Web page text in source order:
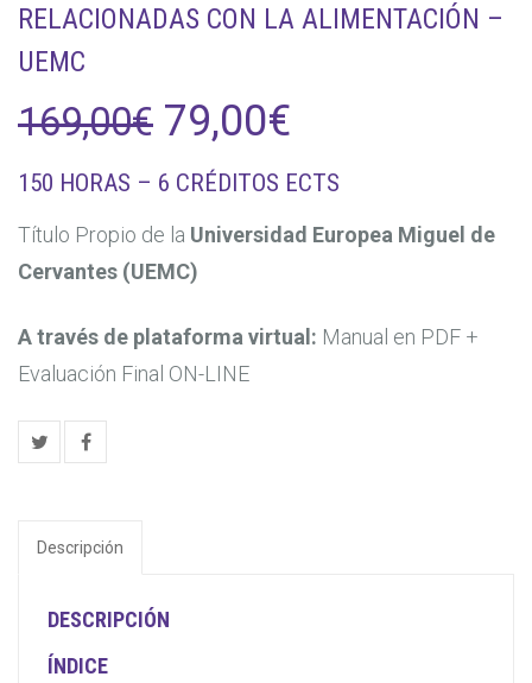
RELACIONADAS CON LA ALIMENTACIÓN –
UEMC
169,00€ El
precio
original
era:
169,00€.
79,00€
precio
actual
79,00€.
150 HORAS – 6 CRÉDITOS ECTS
Título Propio de la Universidad Europea Miguel de
Cervantes (UEMC)
A través de plataforma virtual: Manual en PDF +
Evaluación Final ON-LINE
Descripción
DESCRIPCIÓN
ÍNDICE